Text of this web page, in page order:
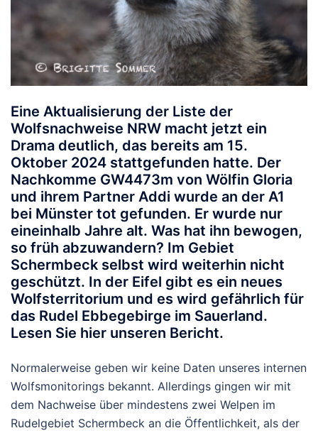
Eine Aktualisierung der Liste der
Wolfsnachweise NRW macht jetzt ein
Drama deutlich, das bereits am 15.
Oktober 2024 stattgefunden hatte. Der
Nachkomme GW4473m von Wölfin Gloria
und ihrem Partner Addi wurde an der A1
bei Münster tot gefunden. Er wurde nur
eineinhalb Jahre alt. Was hat ihn bewogen,
so früh abzuwandern? Im Gebiet
Schermbeck selbst wird weiterhin nicht
geschützt. In der Eifel gibt es ein neues
Wolfsterritorium und es wird gefährlich für
das Rudel Ebbegebirge im Sauerland.
Lesen Sie hier unseren Bericht.
Normalerweise geben wir keine Daten unseres internen
Wolfsmonitorings bekannt. Allerdings gingen wir mit
dem Nachweise über mindestens zwei Welpen im
Rudelgebiet Schermbeck an die Öffentlichkeit, als der